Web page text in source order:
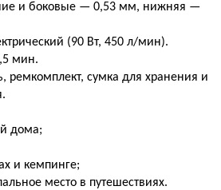
и боковые — 0,53 мм, нижняя —
(90 Вт, 450 л/мин).
мин.
ремкомплект, сумка для хранения и
дома;
и кемпинге;
место в путешествиях.